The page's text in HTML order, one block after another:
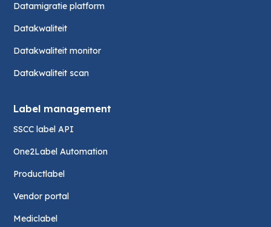
Datamigratie platform
Datakwaliteit
Datakwaliteit monitor
Datakwaliteit scan
Label management
SSCC label API
One2Label Automation
Productlabel
Vendor portal
Mediclabel